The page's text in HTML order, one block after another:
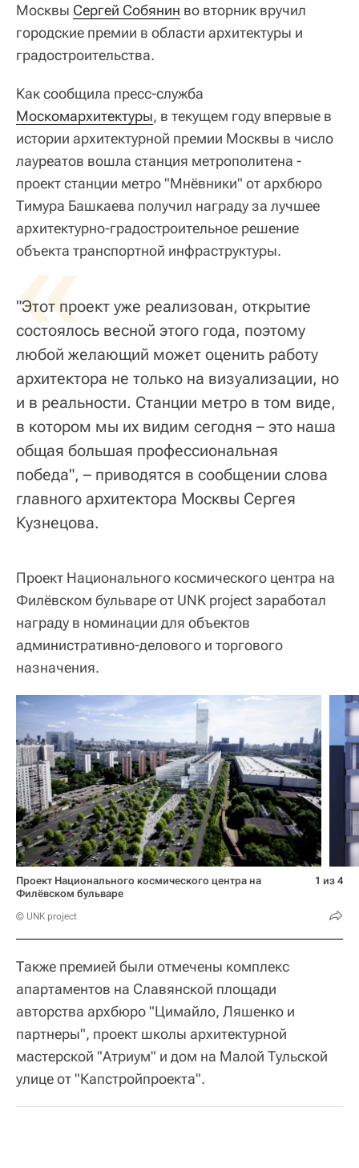
Москвы Сергей Собянин во вторник вручил
городские премии в области архитектуры и
градостроительства.
Как сообщила пресс-служба
Москомархитектуры, в текущем году впервые в
истории архитектурной премии Москвы в число
лауреатов вошла станция метрополитена -
проект станции метро "Мнёвники" от архбюро
Тимура Башкаева получил награду за лучшее
архитектурно-градостроительное решение
объекта транспортной инфраструктуры.
«
"Этот проект уже реализован, открытие
состоялось весной этого года, поэтому
любой желающий может оценить работу
архитектора не только на визуализации, но
и в реальности. Станции метро в том виде,
в котором мы их видим сегодня – это наша
общая большая профессиональная
победа", – приводятся в сообщении слова
главного архитектора Москвы Сергея
Кузнецова.
Проект Национального космического центра на
Филёвском бульваре от UNK project заработал
награду в номинации для объектов
административно‐делового и торгового
назначения.
Проект Национального космического центра на
Филёвском бульваре
© UNK project
1 из 4
Также премией были отмечены комплекс
апартаментов на Славянской площади
авторства архбюро "Цимайло, Ляшенко и
партнеры", проект школы архитектурной
мастерской "Атриум" и дом на Малой Тульской
улице от "Капстройпроекта".